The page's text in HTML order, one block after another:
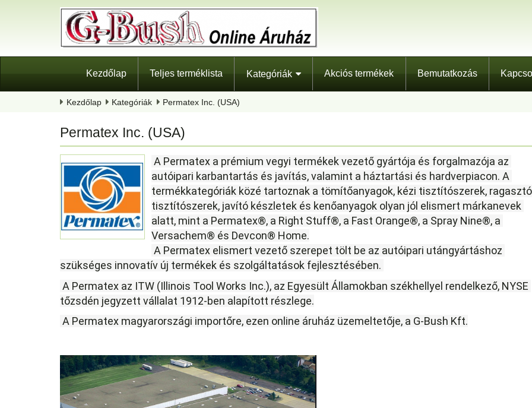
Kezdőlap Teljes terméklista Kategóriák Akciós termékek Bemutatkozás
Kezdőlap Kategóriák Permatex Inc. (USA)
Permatex Inc. (USA)
autóipari karbantartás és javítás, valamint a háztartási és hardverpiacon. A
termékkategóriák közé tartoznak a tömítőanyagok, kézi tisztítószerek,
tisztítószerek, javító készletek és kenőanyagok olyan jól elismert márkanevek
alatt, mint a Permatex®, a Right Stuff®, a Fast Orange®, a Spray Nine®, a
Versachem® és Devcon® Home.
szükséges innovatív új termékek és szolgáltatások fejlesztésében.
tőzsdén jegyzett vállalat 1912-ben alapított részlege.
A Permatex magyarországi importőre, ezen online áruház üzemeltetője, a G-Bush Kft.